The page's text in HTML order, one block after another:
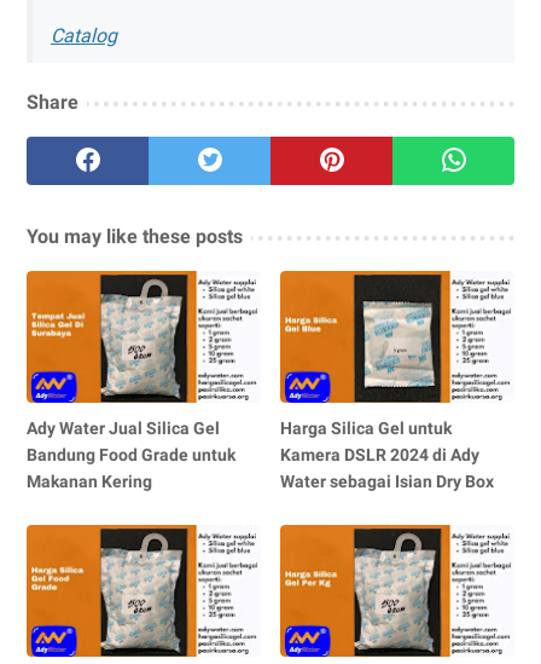
Catalog
Share
You may like these posts
Ady Water Jual Silica Gel
Bandung Food Grade untuk
Makanan Kering
Harga Silica Gel untuk
Kamera DSLR 2024 di Ady
Water sebagai Isian Dry Box